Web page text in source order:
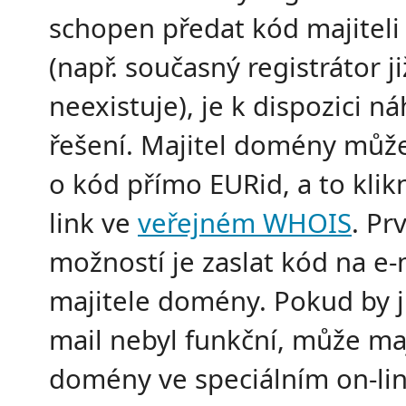
schopen předat kód
(např. současný registrátor
neexistuje), je k dispozici
řešení. Majitel domény
o kód přímo EURid, a to
link ve veřejném WHOIS.
možností je zaslat kód na
majitele domény. Pokud by
mail nebyl funkční, může
domény ve speciálním on-